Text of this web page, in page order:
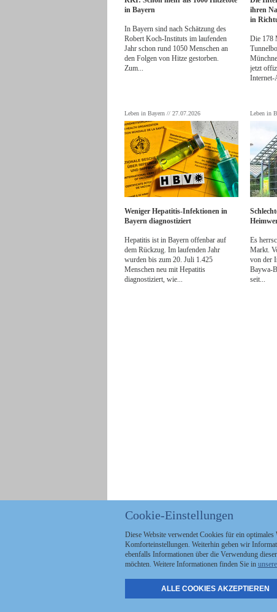
in Bayern
In Bayern sind nach Schätzung des
Robert Koch-Instituts im laufenden
Jahr schon rund 1050 Menschen an
den Folgen von Hitze gestorben.
Zum...
ihren
in
Die 178
jetzt
Internet-
Leben in Bayern // 27.07.2026
Weniger Hepatitis-Infektionen in
Bayern diagnostiziert
Hepatitis ist in Bayern offenbar auf
dem Rückzug. Im laufenden Jahr
wurden bis zum 20. Juli 1.425
Menschen neu mit Hepatitis
diagnostiziert, wie...
Leben in
Es
Markt.
von der
Baywa-
seit...
Politik
Stellenmarkt
Cookie-Einstellungen
Diese Website verwendet Cookies für ein
Komforteinstellungen. Weiterhin geben wir
ebenfalls Informationen über die Verwendung
möchten. Weitere Informationen finden Sie in
ALLE COOKIES AKZEPTIEREN